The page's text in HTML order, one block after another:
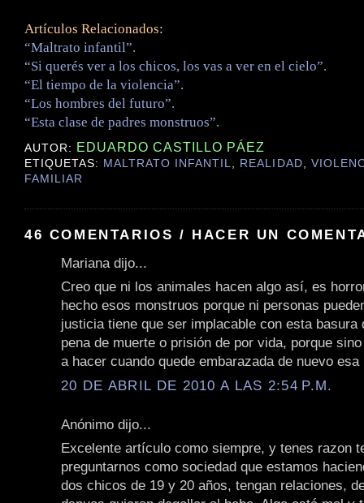
Artículos Relacionados:
“Maltrato infantil”.
“Si querés ver a los chicos, los vas a ver en el cielo”.
“El tiempo de la violencia”.
“Los hombres del futuro”.
“Esta clase de padres monstruos”.
AUTOR: EDUARDO CASTILLO PÁEZ
ETIQUETAS: MALTRATO INFANTIL, REALIDAD,
FAMILIAR
46 COMENTARIOS / HACER UN
Mariana dijo...
Creo que ni los animales hacen algo así, es
hecho esos monstruos porque ni personas
justicia tiene que ser implacable con esta basura
pena de muerte o prisión de por vida, porque
a hacer cuando quede embarazada de nuevo esa
20 DE ABRIL DE 2010 A LAS 2:54 P.M.
Anónimo dijo...
Excelente artículo como siempre, y tenes razon
preguntarnos como sociedad que estamos
dos chicos de 19 y 20 años, tengan relaciones,